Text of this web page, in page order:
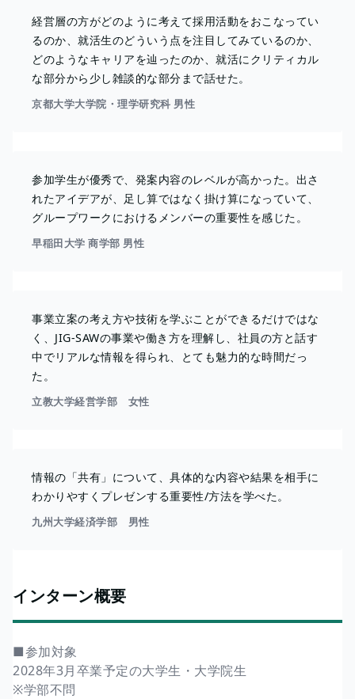
経営層の方がどのように考えて採用活動をおこなってい
るのか、就活生のどういう点を注目してみているのか、
どのようなキャリアを辿ったのか、就活にクリティカル
な部分から少し雑談的な部分まで話せた。
京都大学大学院・理学研究科 男性
参加学生が優秀で、発案内容のレベルが高かった。出さ
れたアイデアが、足し算ではなく掛け算になっていて、
グループワークにおけるメンバーの重要性を感じた。
早稲田大学 商学部 男性
事業立案の考え方や技術を学ぶことができるだけではな
く、JIG-SAWの事業や働き方を理解し、社員の方と話す
中でリアルな情報を得られ、とても魅力的な時間だっ
た。
立教大学経営学部 女性
情報の「共有」について、具体的な内容や結果を相手に
わかりやすくプレゼンする重要性/方法を学べた。
九州大学経済学部 男性
インターン概要
■参加対象
2028年3月卒業予定の大学生・大学院生
※学部不問